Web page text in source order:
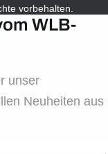
vorbehalten.
WLB-
unser
Neuheiten aus